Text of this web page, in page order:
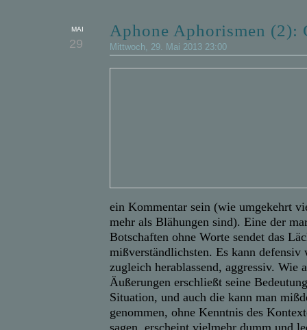
MAI
29
Aphone Aphorismen (2):
Mittwoch, 29. Mai 2013 23:00
ein Kommentar sein (wie umgekehrt
mehr als Blähungen sind). Eine der
Botschaften ohne Worte sendet das
mißverständlichsten. Es kann
zugleich herablassend, aggressiv. Wie
Äußerungen erschließt seine
Situation, und auch die kann man
genommen, ohne Kenntnis des
sagen, erscheint vielmehr dumm und